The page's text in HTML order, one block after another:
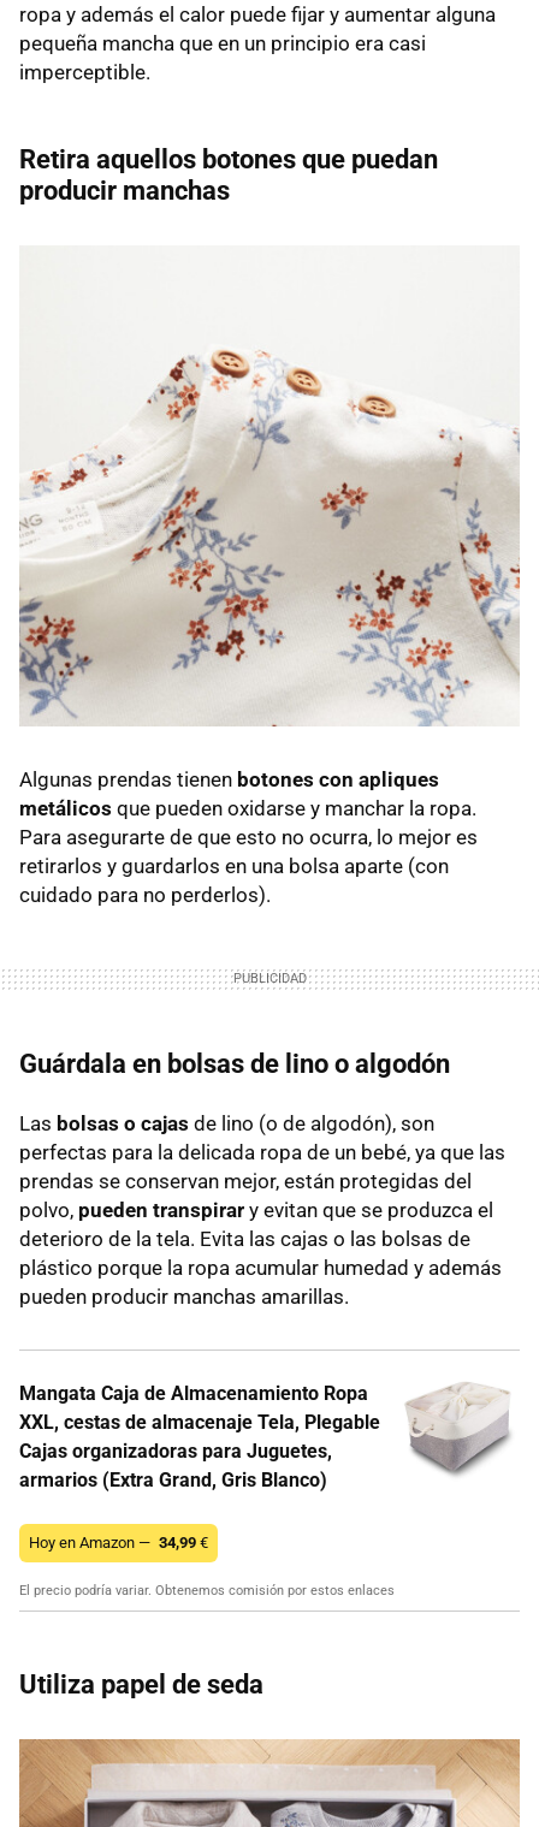
ropa y además el calor puede fijar y aumentar alguna
pequeña mancha que en un principio era casi
imperceptible.
Retira aquellos botones que puedan
producir manchas
Algunas prendas tienen botones con apliques
metálicos que pueden oxidarse y manchar la ropa.
Para asegurarte de que esto no ocurra, lo mejor es
retirarlos y guardarlos en una bolsa aparte (con
cuidado para no perderlos).
Guárdala en bolsas de lino o algodón
Las bolsas o cajas de lino (o de algodón), son
perfectas para la delicada ropa de un bebé, ya que las
prendas se conservan mejor, están protegidas del
polvo, pueden transpirar y evitan que se produzca el
deterioro de la tela. Evita las cajas o las bolsas de
plástico porque la ropa acumular humedad y además
pueden producir manchas amarillas.
Mangata Caja de Almacenamiento Ropa
XXL, cestas de almacenaje Tela, Plegable
Cajas organizadoras para Juguetes,
armarios (Extra Grand, Gris Blanco)
Hoy en Amazon — 34,99 €
El precio podría variar. Obtenemos comisión por estos enlaces
Utiliza papel de seda